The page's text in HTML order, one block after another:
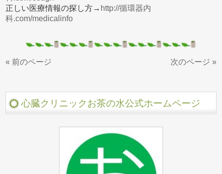
正しい医療情報の探し方→ http://循環器内
科.com/medicalinfo
« 前のページ 次のページ »
心臓クリニックお茶の水公式ホームページ